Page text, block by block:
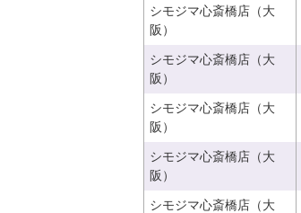
シモジマ心斎橋店（大
阪）
シモジマ心斎橋店（大
阪）
シモジマ心斎橋店（大
阪）
シモジマ心斎橋店（大
阪）
シモジマ心斎橋店（大